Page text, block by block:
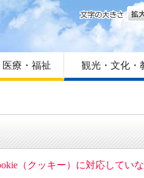
方へ
プ
文字
療・福祉 観光・文化・
（クッキー）に対応してい